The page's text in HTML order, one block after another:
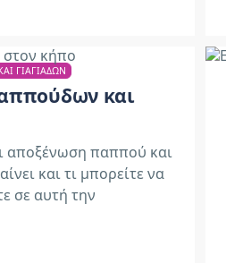
ΓΙΑΓΙΆΔΩΝ
και
αποξένωση παππού και
και τι μπορείτε να
σε αυτή την